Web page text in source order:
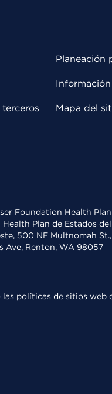
Planeación
Mapa del
Foundation Health
Plan de Estados
500 NE Multnomah
Ave, Renton, WA 98057
las políticas de sitios web